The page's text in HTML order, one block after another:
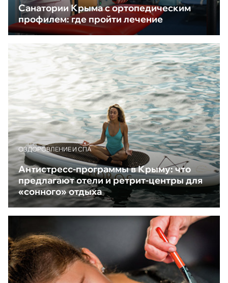
Санатории Крыма с ортопедическим
профилем: где пройти лечение
ОЗДОРОВЛЕНИЕ И СПА
Антистресс-программы в Крыму: что
предлагают отели и ретрит-центры для
«сонного» отдыха